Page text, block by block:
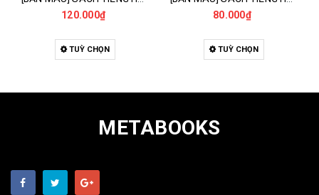
120.000₫
TUỲ CHỌN
80.000₫
TUỲ CHỌN
METABOOKS